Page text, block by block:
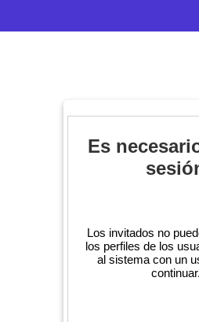
Es
Los invitados no
los perfiles de los
al sistema con un
continuar.